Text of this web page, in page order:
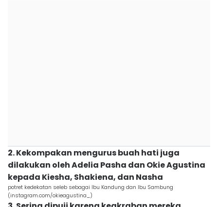
2. Kekompakan mengurus buah hati juga
dilakukan oleh Adelia Pasha dan Okie Agustina
kepada Kiesha, Shakiena, dan Nasha
potret kedekatan seleb sebagai Ibu Kandung dan Ibu Sambung
(instagram.com/okieagustina_)